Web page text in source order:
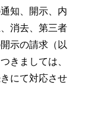
知、開示、内
消去、第三者
示の請求（以
きましては、
にて対応させ